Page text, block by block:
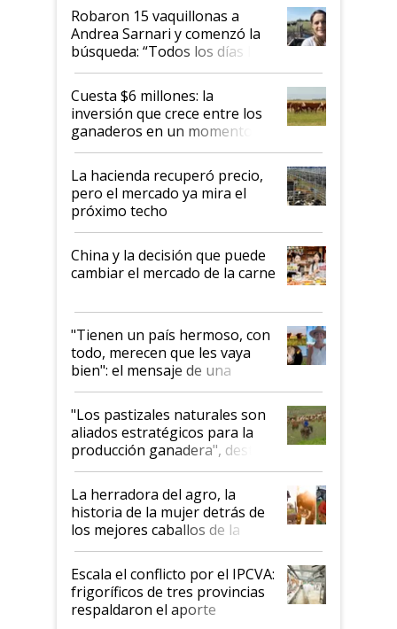
Robaron 15 vaquillonas a
Andrea Sarnari y comenzó la
búsqueda: “Todos los días le
toca a algún productor”
Cuesta $6 millones: la
inversión que crece entre los
ganaderos en un momento
histórico para la actividad
La hacienda recuperó precio,
pero el mercado ya mira el
próximo techo
China y la decisión que puede
cambiar el mercado de la carne
"Tienen un país hermoso, con
todo, merecen que les vaya
bien": el mensaje de una
ganadera uruguaya sobre las
oportunidades que se abren
para el agro en Argentina, con
foco en la carne
"Los pastizales naturales son
aliados estratégicos para la
producción ganadera", destaca
la iniciativa que ya reúne a 46
establecimientos en Argentina
La herradora del agro, la
historia de la mujer detrás de
los mejores caballos de la
Argentina y los mitos que
todavía hacen sufrir a estos
animales: "Mientras me
descalificaban, yo seguí
haciendo currículum"
Escala el conflicto por el IPCVA:
frigoríficos de tres provincias
respaldaron el aporte